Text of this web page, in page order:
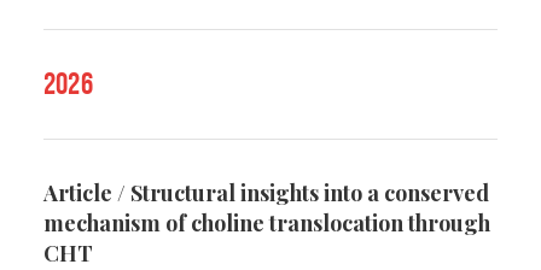
2026
Article / Structural insights into a conserved
mechanism of choline translocation through
CHT